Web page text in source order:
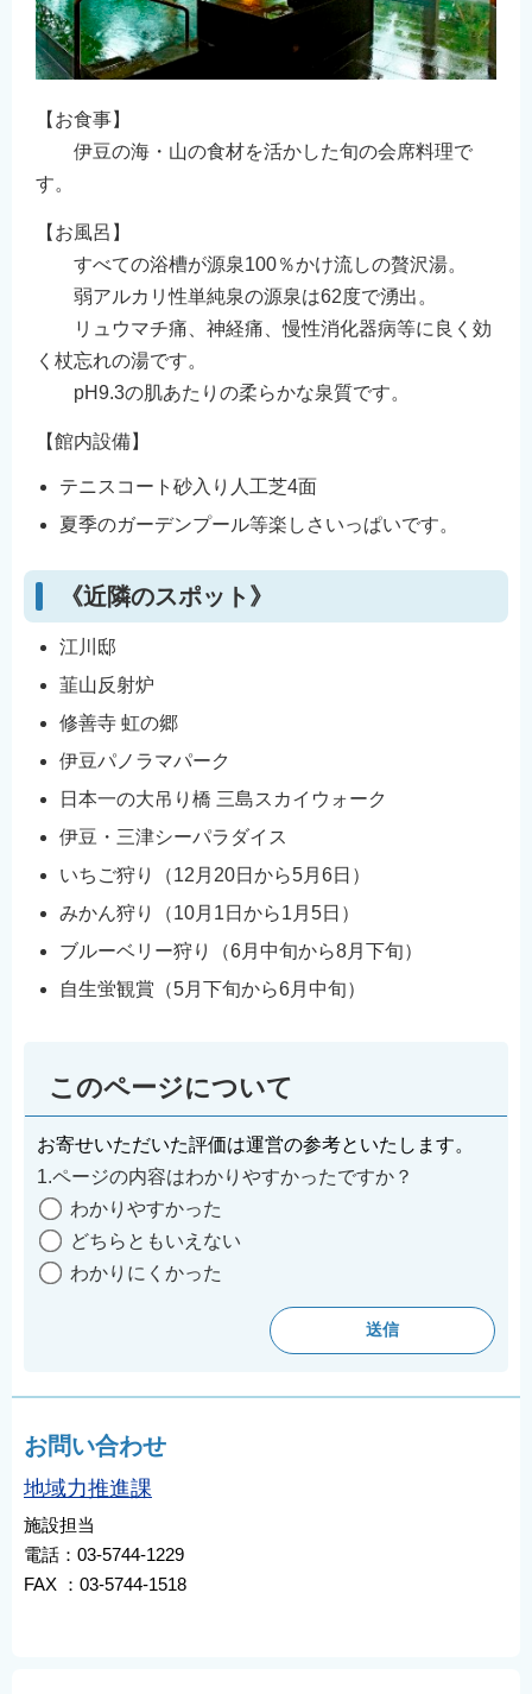
【お食事】
伊豆の海・山の食材を活かした旬の会席料理で
す。
【お風呂】
すべての浴槽が源泉100％かけ流しの贅沢湯。
弱アルカリ性単純泉の源泉は62度で湧出。
リュウマチ痛、神経痛、慢性消化器病等に良く効
く杖忘れの湯です。
pH9.3の肌あたりの柔らかな泉質です。
【館内設備】
テニスコート砂入り人工芝4面
夏季のガーデンプール等楽しさいっぱいです。
《近隣のスポット》
江川邸
韮山反射炉
修善寺 虹の郷
伊豆パノラマパーク
日本一の大吊り橋 三島スカイウォーク
伊豆・三津シーパラダイス
いちご狩り（12月20日から5月6日）
みかん狩り（10月1日から1月5日）
ブルーベリー狩り（6月中旬から8月下旬）
自生蛍観賞（5月下旬から6月中旬）
このページについて
お寄せいただいた評価は運営の参考といたします。
1.ページの内容はわかりやすかったですか？
わかりやすかった
どちらともいえない
わかりにくかった
お問い合わせ
地域力推進課
施設担当
電話：03-5744-1229
FAX ：03-5744-1518